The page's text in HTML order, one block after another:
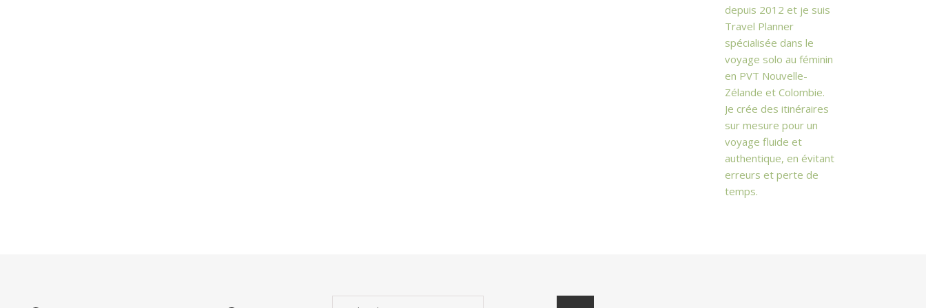
depuis 2012 et je suis
Travel Planner
spécialisée dans le
voyage solo au féminin
en PVT Nouvelle-
Zélande et Colombie.
Je crée des itinéraires
sur mesure pour un
voyage fluide et
authentique, en évitant
erreurs et perte de
temps.